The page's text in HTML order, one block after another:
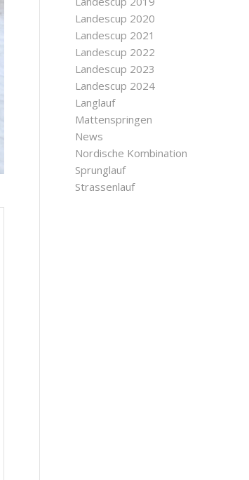
Landescup 2020
Landescup 2021
Landescup 2022
Landescup 2023
Landescup 2024
Langlauf
Mattenspringen
News
Nordische Kombination
Sprunglauf
Strassenlauf